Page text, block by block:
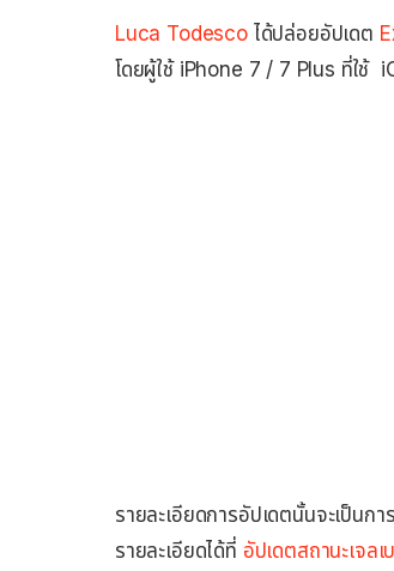
Luca Todescoได้ปล่อยอัปเดต
โดยผู้ใช้ iPhone 7 / 7 Plus ที่ใช้
รายละเอียดการอัปเดตนั้นจะเป็น
รายละเอียดได้ที่ อัปเดตสถานะเจล